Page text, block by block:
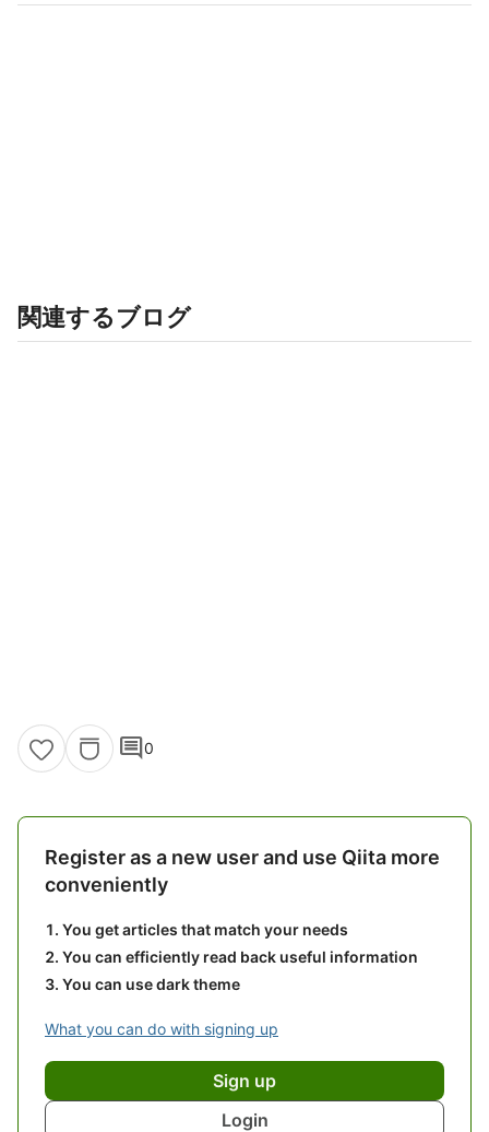
関連するブログ
comment0
Register as a new user and use Qiita more
conveniently
You get articles that match your needs
You can efficiently read back useful information
You can use dark theme
What you can do with signing up
Sign up
Login